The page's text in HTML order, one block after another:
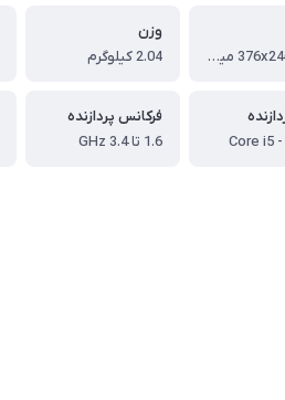
376x246x22.5 میلی‌متر
وزن
2.04 کیلوگرم
Core i5 -
فرکانس پردازنده
1.6 تا 3.4 GHz